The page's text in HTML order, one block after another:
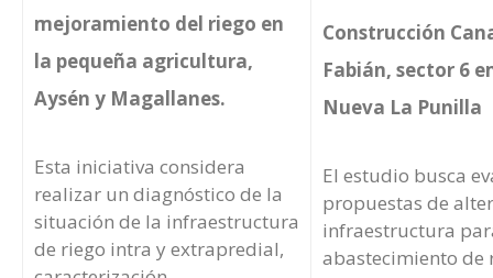
mejoramiento del riego en
la pequeña agricultura,
Aysén y Magallanes.
Esta iniciativa considera
realizar un diagnóstico de la
situación de la infraestructura
de riego intra y extrapredial,
Construcción
Fabián, sector 6
Nueva La Punilla
El estudio busca
propuestas de
infraestructura
abastecimiento de